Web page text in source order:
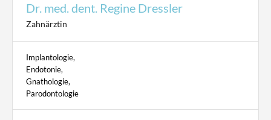
Dr. med. dent. Regine Dressler
Zahnärztin
Implantologie,
Endotonie,
Gnathologie,
Parodontologie